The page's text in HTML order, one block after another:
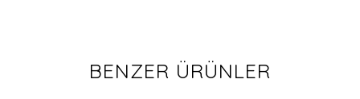
BENZER ÜRÜNLER